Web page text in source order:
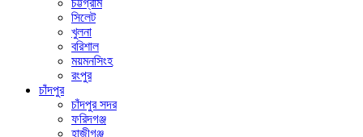
চট্টগ্রাম
সিলেট
খুলনা
বরিশাল
ময়মনসিংহ
রংপুর
চাঁদপুর
চাঁদপুর সদর
ফরিদগঞ্জ
হাজীগঞ্জ